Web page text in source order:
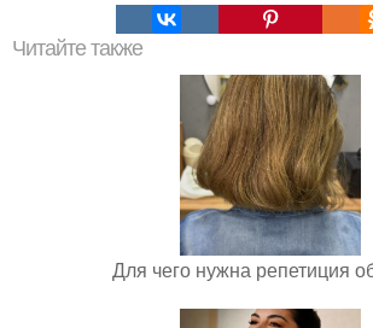
Читайте также
Для чего нужна репетиция